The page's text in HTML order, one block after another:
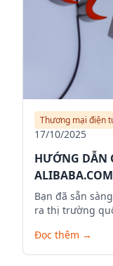
Thương mại điện
17/10/2025
HƯỚNG DẪN
ALIBABA.COM
Bạn đã sẵn
ra thị trường
doanh, tiếp cận
trên toàn cầu
Đọc thêm →